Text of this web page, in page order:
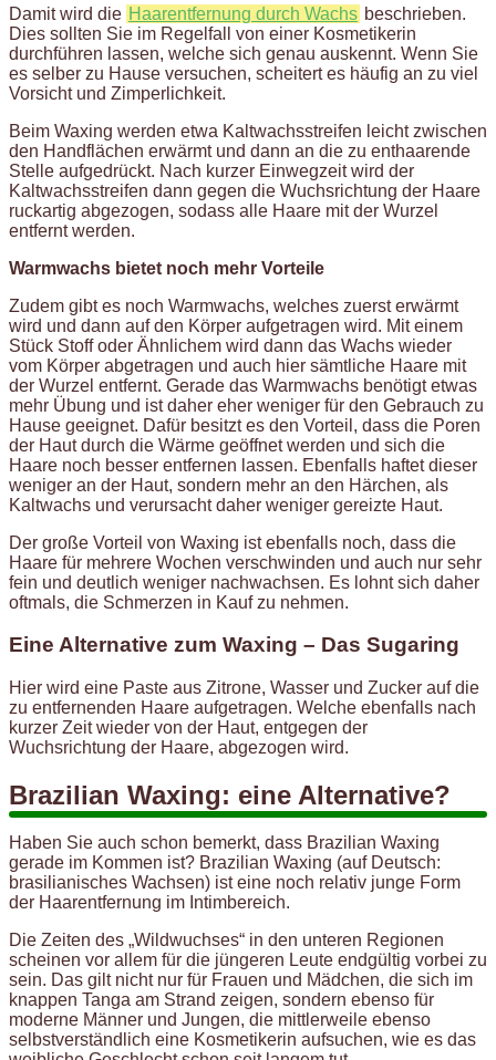
Damit wird die Haarentfernung durch Wachs beschrieben.
Dies sollten Sie im Regelfall von einer Kosmetikerin
durchführen lassen, welche sich genau auskennt. Wenn Sie
es selber zu Hause versuchen, scheitert es häufig an zu viel
Vorsicht und Zimperlichkeit.
Beim Waxing werden etwa Kaltwachsstreifen leicht zwischen
den Handflächen erwärmt und dann an die zu enthaarende
Stelle aufgedrückt. Nach kurzer Einwegzeit wird der
Kaltwachsstreifen dann gegen die Wuchsrichtung der Haare
ruckartig abgezogen, sodass alle Haare mit der Wurzel
entfernt werden.
Warmwachs bietet noch mehr Vorteile
Zudem gibt es noch Warmwachs, welches zuerst erwärmt
wird und dann auf den Körper aufgetragen wird. Mit einem
Stück Stoff oder Ähnlichem wird dann das Wachs wieder
vom Körper abgetragen und auch hier sämtliche Haare mit
der Wurzel entfernt. Gerade das Warmwachs benötigt etwas
mehr Übung und ist daher eher weniger für den Gebrauch zu
Hause geeignet. Dafür besitzt es den Vorteil, dass die Poren
der Haut durch die Wärme geöffnet werden und sich die
Haare noch besser entfernen lassen. Ebenfalls haftet dieser
weniger an der Haut, sondern mehr an den Härchen, als
Kaltwachs und verursacht daher weniger gereizte Haut.
Der große Vorteil von Waxing ist ebenfalls noch, dass die
Haare für mehrere Wochen verschwinden und auch nur sehr
fein und deutlich weniger nachwachsen. Es lohnt sich daher
oftmals, die Schmerzen in Kauf zu nehmen.
Eine Alternative zum Waxing – Das Sugaring
Hier wird eine Paste aus Zitrone, Wasser und Zucker auf die
zu entfernenden Haare aufgetragen. Welche ebenfalls nach
kurzer Zeit wieder von der Haut, entgegen der
Wuchsrichtung der Haare, abgezogen wird.
Brazilian Waxing: eine Alternative?
Haben Sie auch schon bemerkt, dass Brazilian Waxing
gerade im Kommen ist? Brazilian Waxing (auf Deutsch:
brasilianisches Wachsen) ist eine noch relativ junge Form
der Haarentfernung im Intimbereich.
Die Zeiten des „Wildwuchses“ in den unteren Regionen
scheinen vor allem für die jüngeren Leute endgültig vorbei zu
sein. Das gilt nicht nur für Frauen und Mädchen, die sich im
knappen Tanga am Strand zeigen, sondern ebenso für
moderne Männer und Jungen, die mittlerweile ebenso
selbstverständlich eine Kosmetikerin aufsuchen, wie es das